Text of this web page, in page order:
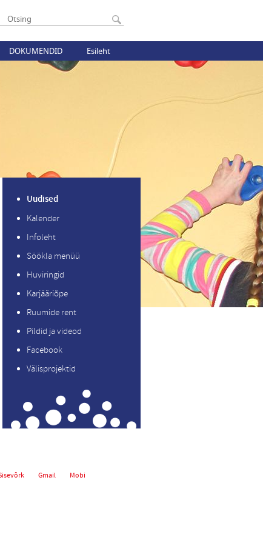
DOKUMENDID Esileht
Uudised
Kalender
Infoleht
Söökla menüü
Huviringid
Karjääriõpe
Ruumide rent
Pildid ja videod
Facebook
Välisprojektid
Gmail Mobi